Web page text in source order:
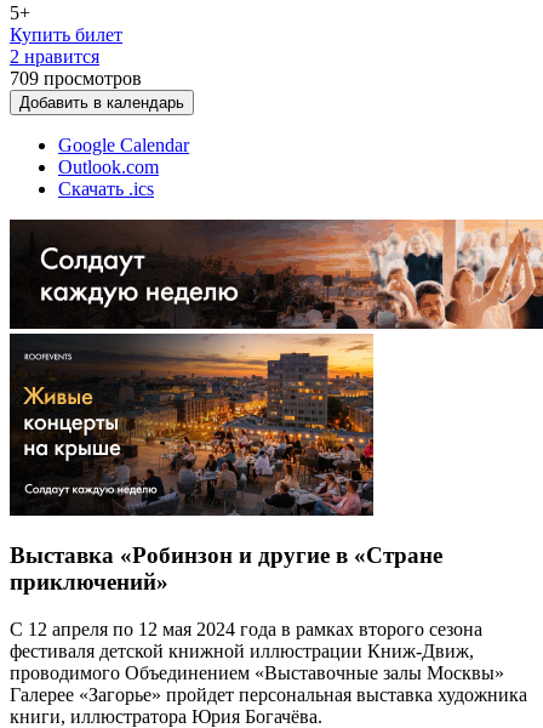
5+
Купить билет
2 нравится
709 просмотров
Добавить в календарь
Google Calendar
Outlook.com
Скачать .ics
Выставка «Робинзон и другие в «Стране
приключений»
С 12 апреля по 12 мая 2024 года в рамках второго сезона
фестиваля детской книжной иллюстрации Книж-Движ,
проводимого Объединением «Выставочные залы Москвы»
Галерее «Загорье» пройдет персональная выставка художника
книги, иллюстратора Юрия Богачёва.